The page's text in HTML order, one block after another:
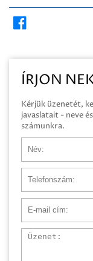
ÍRJON
Kérjük üzenetét,
javaslatait - neve
számunkra.
Név
Telefonszám
E-mail cím
Üzenet